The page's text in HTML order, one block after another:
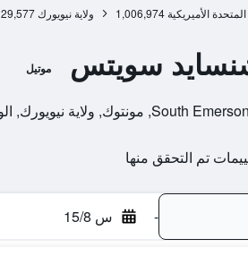
الأميريكية 1,006,974 ولاية نيويورك 29,577
سويتس موتيل
- س 15/8